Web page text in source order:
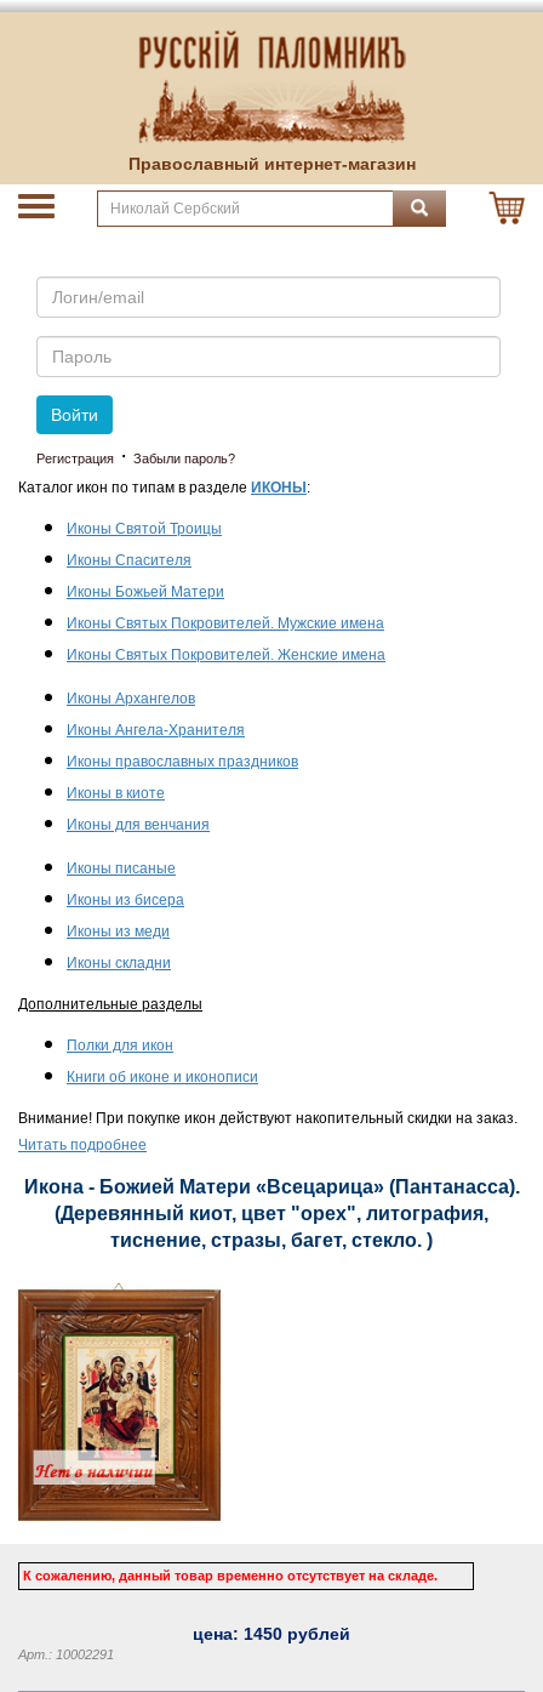
Православный интернет-магазин
Email
Пароль
Войти
Регистрация · Забыли пароль?
Каталог икон по типам в разделе ИКОНЫ :
Иконы Святой Троицы
Иконы Спасителя
Иконы Божьей Матери
Иконы Святых Покровителей. Мужские имена
Иконы Святых Покровителей. Женские имена
Иконы Архангелов
Иконы Ангела-Хранителя
Иконы православных праздников
Иконы в киоте
Иконы для венчания
Иконы писаные
Иконы из бисера
Иконы из меди
Иконы складни
Дополнительные разделы
Полки для икон
Книги об иконе и иконописи
Внимание! При покупке икон действуют накопительный скидки на заказ.
Читать подробнее
Икона - Божией Матери «Всецарица» (Пантанасса).
(Деревянный киот, цвет "орех", литография,
тиснение, стразы, багет, стекло. )
К сожалению, данный товар временно отсутствует на складе.
цена: 1450 рублей
Арт.: 10002291